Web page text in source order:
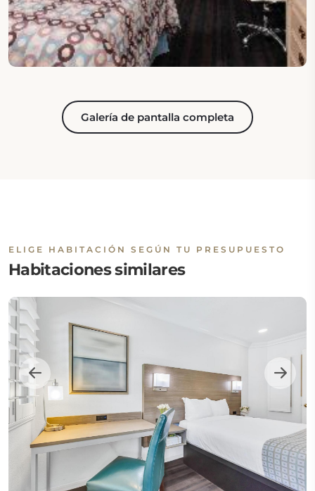
Galería de pantalla completa
ELIGE HABITACIÓN SEGÚN TU PRESUPUESTO
Habitaciones similares